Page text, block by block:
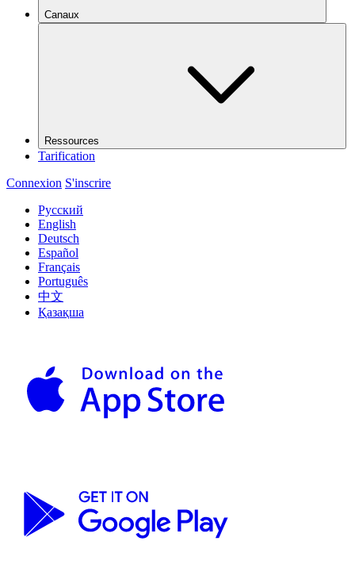
Canaux
Ressources
Tarification
Connexion S'inscrire
Русский
English
Deutsch
Español
Français
Português
中文
Қазақша